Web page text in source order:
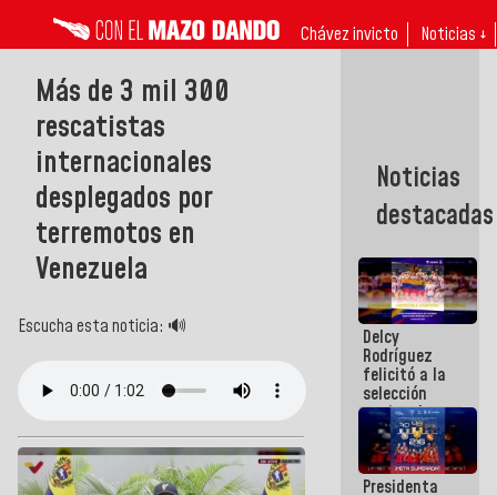
Chávez invicto Noticias ↓
Más de 3 mil 300
rescatistas
internacionales
desplegados por
terremotos en
Venezuela
Escucha esta noticia: 🔊
Noticias
destacadas
Delcy
Rodríguez
felicitó a la
selección
nacional
masculina
de voleibol
campeona
de la Copa
Presidenta